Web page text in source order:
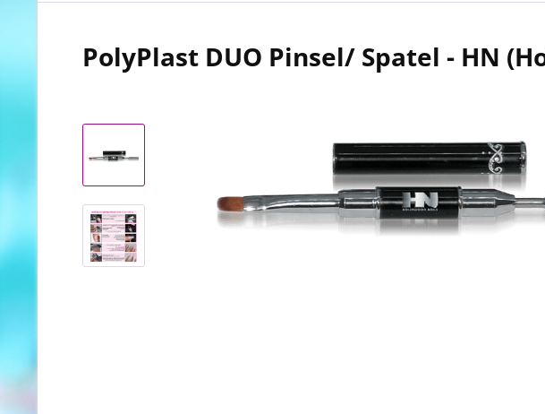
PolyPlast DUO Pinsel/ Spatel - HN